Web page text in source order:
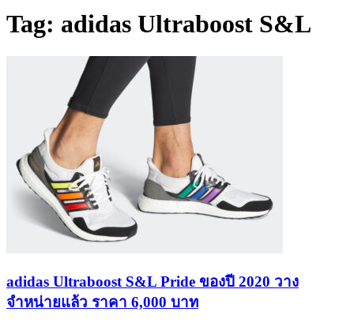
Tag: adidas Ultraboost S&L
adidas Ultraboost S&L Pride ของปี 2020 วาง
จำหน่ายแล้ว ราคา 6,000 บาท